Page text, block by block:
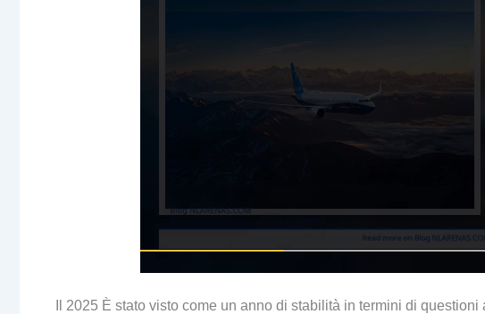
Il 2025 È stato visto come un anno di stabilità in termini di